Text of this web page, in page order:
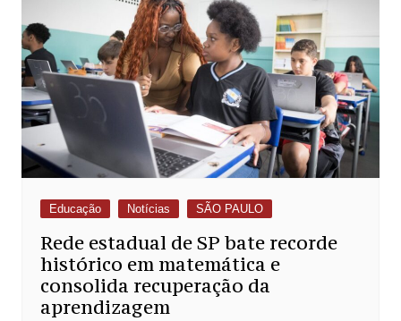
Educação Notícias SÃO PAULO
Rede estadual de SP bate recorde
histórico em matemática e
consolida recuperação da
aprendizagem